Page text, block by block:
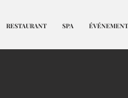
RESTAURANT SPA